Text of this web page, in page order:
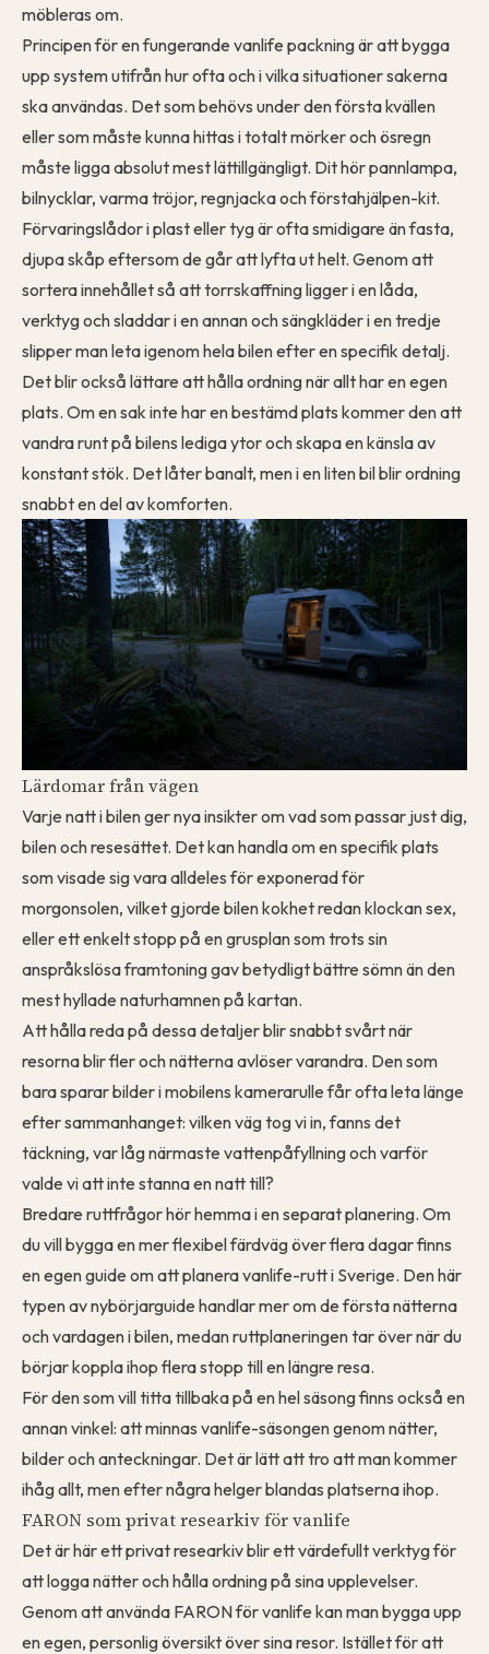
möbleras om.
Principen för en fungerande vanlife packning är att bygga
upp system utifrån hur ofta och i vilka situationer sakerna
ska användas. Det som behövs under den första kvällen
eller som måste kunna hittas i totalt mörker och ösregn
måste ligga absolut mest lättillgängligt. Dit hör pannlampa,
bilnycklar, varma tröjor, regnjacka och förstahjälpen-kit.
Förvaringslådor i plast eller tyg är ofta smidigare än fasta,
djupa skåp eftersom de går att lyfta ut helt. Genom att
sortera innehållet så att torrskaffning ligger i en låda,
verktyg och sladdar i en annan och sängkläder i en tredje
slipper man leta igenom hela bilen efter en specifik detalj.
Det blir också lättare att hålla ordning när allt har en egen
plats. Om en sak inte har en bestämd plats kommer den att
vandra runt på bilens lediga ytor och skapa en känsla av
konstant stök. Det låter banalt, men i en liten bil blir ordning
snabbt en del av komforten.
Lärdomar från vägen
Varje natt i bilen ger nya insikter om vad som passar just dig,
bilen och resesättet. Det kan handla om en specifik plats
som visade sig vara alldeles för exponerad för
morgonsolen, vilket gjorde bilen kokhet redan klockan sex,
eller ett enkelt stopp på en grusplan som trots sin
anspråkslösa framtoning gav betydligt bättre sömn än den
mest hyllade naturhamnen på kartan.
Att hålla reda på dessa detaljer blir snabbt svårt när
resorna blir fler och nätterna avlöser varandra. Den som
bara sparar bilder i mobilens kamerarulle får ofta leta länge
efter sammanhanget: vilken väg tog vi in, fanns det
täckning, var låg närmaste vattenpåfyllning och varför
valde vi att inte stanna en natt till?
Bredare ruttfrågor hör hemma i en separat planering. Om
du vill bygga en mer flexibel färdväg över flera dagar finns
en egen guide om attplanera vanlife-rutt i Sverige. Den här
typen av nybörjarguide handlar mer om de första nätterna
och vardagen i bilen, medan ruttplaneringen tar över när du
börjar koppla ihop flera stopp till en längre resa.
För den som vill titta tillbaka på en hel säsong finns också en
annan vinkel: attminnas vanlife-säsongengenom nätter,
bilder och anteckningar. Det är lätt att tro att man kommer
ihåg allt, men efter några helger blandas platserna ihop.
FARON som privat researkiv för vanlife
Det är här ett privat researkiv blir ett värdefullt verktyg för
attlogga nätteroch hålla ordning på sina upplevelser.
Genom att använda FARON för vanlife kan man bygga upp
en egen, personlig översikt över sina resor. Istället för att